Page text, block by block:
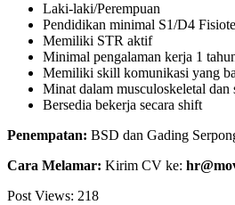
Laki-laki/Perempuan
Pendidikan minimal S1/D4
Memiliki STR aktif
Minimal pengalaman kerja 1
Memiliki skill komunikasi yang
Minat dalam musculoskeletal dan
Bersedia bekerja secara shift
Penempatan: BSD dan Gading
Cara Melamar: Kirim CV ke:
Post Views: 218